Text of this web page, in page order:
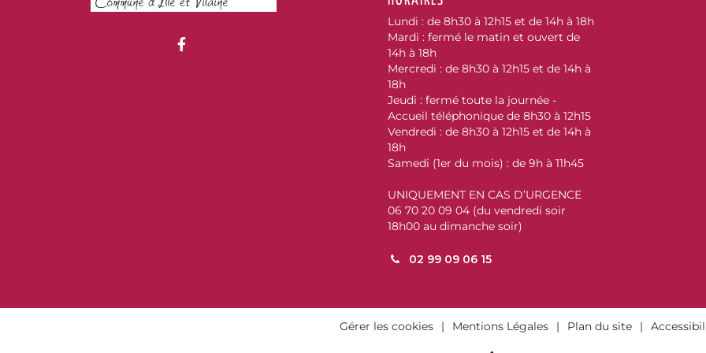
Lien vers le compte Facebook
Lundi : de 8h30 à 12h15 et de 14h à 18h
Mardi : fermé le matin et ouvert de
14h à 18h
Mercredi : de 8h30 à 12h15 et de 14h à
18h
Jeudi : fermé toute la journée -
Accueil téléphonique de 8h30 à 12h15
Vendredi : de 8h30 à 12h15 et de 14h à
18h
Samedi (1er du mois) : de 9h à 11h45
UNIQUEMENT EN CAS D’URGENCE
06 70 20 09 04 (du vendredi soir
18h00 au dimanche soir)
02 99 09 06 15
Gérer les cookies Mentions Légales Plan du site